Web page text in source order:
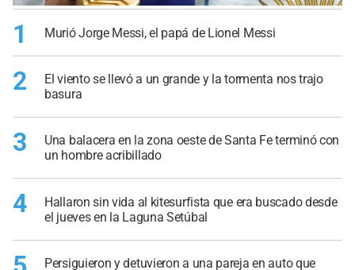
1 Murió Jorge Messi, el papá de Lionel Messi
2
El viento se llevó a un grande y la tormenta nos trajo
basura
3
Una balacera en la zona oeste de Santa Fe terminó con
un hombre acribillado
4
Hallaron sin vida al kitesurfista que era buscado desde
el jueves en la Laguna Setúbal
Persiguieron y detuvieron a una pareja en auto que